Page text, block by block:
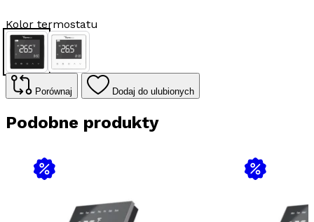
+
regulator
programowalny
H10
WiFi
Kolor termostatu
H10
Czarny
H10
Biały
Porównaj Dodaj do ulubionych
Podobne produkty